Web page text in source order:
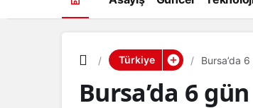
Türkiye Bursa’da
Bursa’da 6